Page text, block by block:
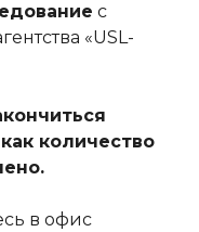
с
«USL-
количество
в офис